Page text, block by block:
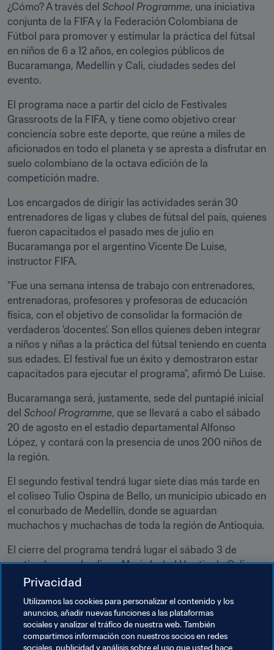
¿Cómo? A través del School Programme, una iniciativa
conjunta de la FIFA y la Federación Colombiana de
Fútbol para promover y estimular la práctica del fútsal
en niños de 6 a 12 años, en colegios públicos de
Bucaramanga, Medellín y Cali, ciudades sedes del
evento.
El programa nace a partir del ciclo de Festivales
Grassroots de la FIFA, y tiene como objetivo crear
conciencia sobre este deporte, que reúne a miles de
aficionados en todo el planeta y se apresta a disfrutar en
suelo colombiano de la octava edición de la
competición madre.
Los encargados de dirigir las actividades serán 30
entrenadores de ligas y clubes de fútsal del país, quienes
fueron capacitados el pasado mes de julio en
Bucaramanga por el argentino Vicente De Luise,
instructor FIFA.
"Fue una semana intensa de trabajo con entrenadores,
entrenadoras, profesores y profesoras de educación
física, con el objetivo de consolidar la formación de
verdaderos 'docentes'. Son ellos quienes deben integrar
a niños y niñas a la práctica del fútsal teniendo en cuenta
sus edades. El festival fue un éxito y demostraron estar
capacitados para ejecutar el programa", afirmó De Luise.
Bucaramanga será, justamente, sede del puntapié inicial
del School Programme, que se llevará a cabo el sábado
20 de agosto en el estadio departamental Alfonso
López, y contará con la presencia de unos 200 niños de
la región.
El segundo festival tendrá lugar siete días más tarde en
el coliseo Tulio Ospina de Bello, un municipio ubicado en
el conurbado de Medellín, donde se aguardan
muchachos y muchachas de toda la región de Antioquia.
El cierre del programa tendrá lugar el sábado 3 de
septiembre en el coliseo María Isabel Urrutia de Cali, con
actividades recreativas que buscarán generar interés y
del fútsal en particular, en la capital del Valle del Cauca.
La Copa Mundial de Fútsal de la FIFA dará comienzo una
semana más tarde, y coronará un campeón en la misma
Privacidad
Utilizamos las cookies para personalizar el contenido y los
anuncios, añadir nuevas funciones a las plataformas
sociales y analizar el tráfico de nuestra web. También
compartimos información con nuestros socios en redes
sociales, publicidad y análisis sobre el uso que usted hace